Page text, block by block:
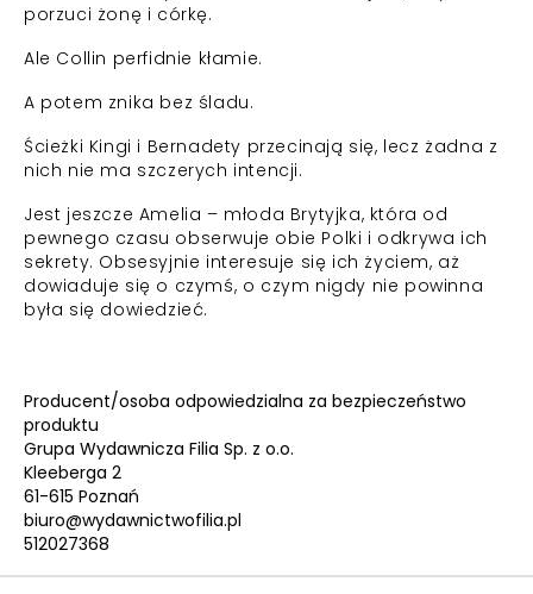
porzuci żonę i córkę.
Ale Collin perfidnie kłamie.
A potem znika bez śladu.
Ścieżki Kingi i Bernadety przecinają się, lecz żadna z
nich nie ma szczerych intencji.
Jest jeszcze Amelia – młoda Brytyjka, która od
pewnego czasu obserwuje obie Polki i odkrywa ich
sekrety. Obsesyjnie interesuje się ich życiem, aż
dowiaduje się o czymś, o czym nigdy nie powinna
była się dowiedzieć.
Producent/osoba odpowiedzialna za bezpieczeństwo
produktu
Grupa Wydawnicza Filia Sp. z o.o.
Kleeberga 2
61-615 Poznań
biuro@wydawnictwofilia.pl
512027368